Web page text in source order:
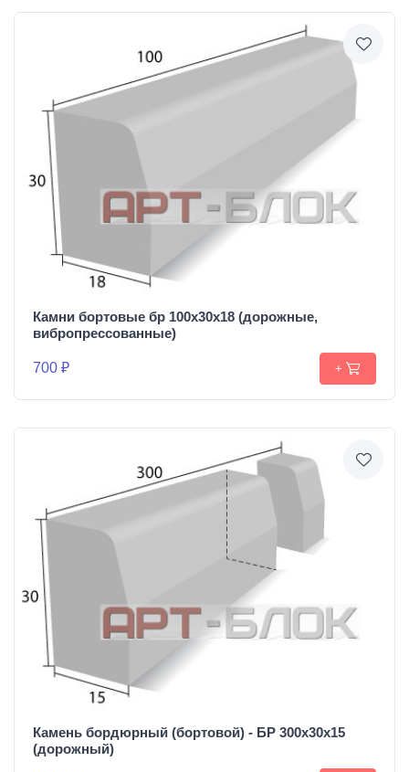
Камни бортовые бр 100х30х18 (дорожные,
вибропрессованные)
700 ₽ +
Камень бордюрный (бортовой) - БР 300х30х15
(дорожный)